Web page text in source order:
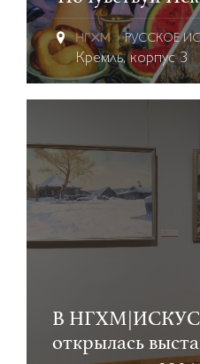
РУССКОЕ
Кремль, корпус 3
В
открылась